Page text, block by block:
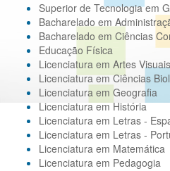
Superior de Tecnologia em
Bacharelado em
Bacharelado em Ciências
Educação Física
Licenciatura em Artes Visuais
Licenciatura em Ciências
Licenciatura em Geografia
Licenciatura em História
Licenciatura em Letras -
Licenciatura em Letras -
Licenciatura em Matemática
Licenciatura em Pedagogia